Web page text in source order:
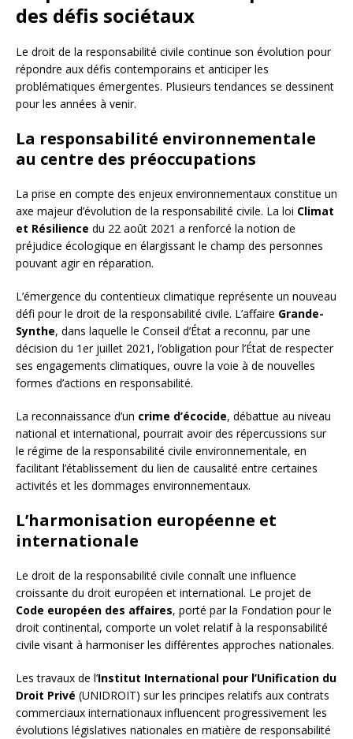
des défis sociétaux
Le droit de la responsabilité civile continue son évolution pour
répondre aux défis contemporains et anticiper les
problématiques émergentes. Plusieurs tendances se dessinent
pour les années à venir.
La responsabilité environnementale
au centre des préoccupations
La prise en compte des enjeux environnementaux constitue un
axe majeur d’évolution de la responsabilité civile. La loi Climat
et Résilience du 22 août 2021 a renforcé la notion de
préjudice écologique en élargissant le champ des personnes
pouvant agir en réparation.
L’émergence du contentieux climatique représente un nouveau
défi pour le droit de la responsabilité civile. L’affaire Grande-
Synthe, dans laquelle le Conseil d’État a reconnu, par une
décision du 1er juillet 2021, l’obligation pour l’État de respecter
ses engagements climatiques, ouvre la voie à de nouvelles
formes d’actions en responsabilité.
La reconnaissance d’un crime d’écocide, débattue au niveau
national et international, pourrait avoir des répercussions sur
le régime de la responsabilité civile environnementale, en
facilitant l’établissement du lien de causalité entre certaines
activités et les dommages environnementaux.
L’harmonisation européenne et
internationale
Le droit de la responsabilité civile connaît une influence
croissante du droit européen et international. Le projet de
Code européen des affaires, porté par la Fondation pour le
droit continental, comporte un volet relatif à la responsabilité
civile visant à harmoniser les différentes approches nationales.
Les travaux de l’Institut International pour l’Unification du
Droit Privé (UNIDROIT) sur les principes relatifs aux contrats
commerciaux internationaux influencent progressivement les
évolutions législatives nationales en matière de responsabilité